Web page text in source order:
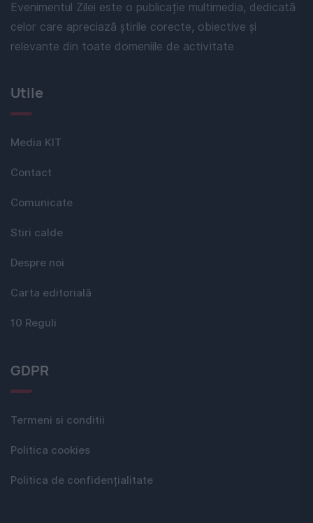
Evenimentul Zilei este o publicație multimedia, dedicată
celor care apreciază știrile corecte, obiective și
relevante din toate domeniile de activitate
Utile
Media KIT
Contact
Comunicate
Stiri calde
Despre noi
Carta editorială
10 Reguli
GDPR
Termeni si conditii
Politica cookies
Politica de confidențialitate